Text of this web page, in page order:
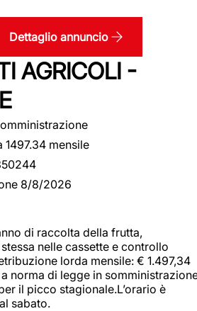
Dettaglio annuncio
AGRICOLI -
1497.34 mensile
8/8/2026
di raccolta della frutta,
nelle cassette e controllo
lorda mensile: € 1.497,34
norma di legge in
il picco stagionale.L’orario è
sabato.